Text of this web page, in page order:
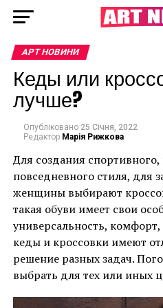
АРТ НОВИНИ
Кеды или
лучше?
Опубліковано 25 Січня, 2022
Редактор Марія Рижкова
Для создания
повседневного стиля, для
женщины выбирают
такая обуви имеет свои
универсальность,
кеды и кроссовки имеют
решение разных задач.
выбрать для тех или иных